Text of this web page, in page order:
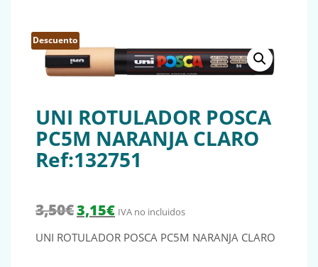
Descuento
UNI ROTULADOR POSCA
PC5M NARANJA CLARO
Ref:132751
3,50€ El precio original era: 3,50€.
3,15€El precio actual es: 3,15€.
IVA no incluidos
UNI ROTULADOR POSCA PC5M NARANJA CLARO